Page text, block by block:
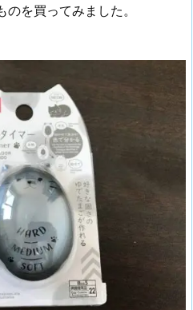
を買ってみました。